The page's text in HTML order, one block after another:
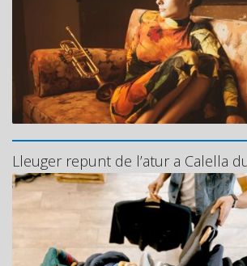
Lleuger repunt de l’atur a Calella